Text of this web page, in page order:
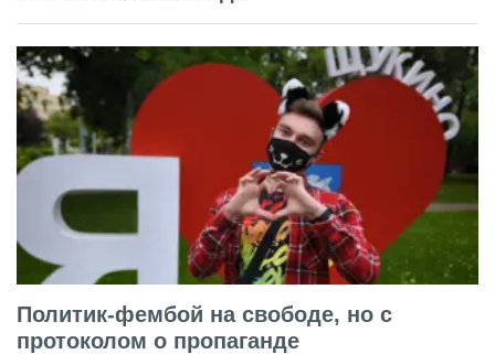
Политик-фембой на свободе, но с
протоколом о пропаганде